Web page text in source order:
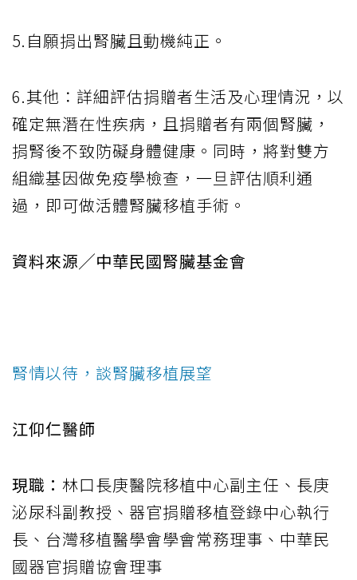
5.自願捐出腎臟且動機純正。
6.其他：詳細評估捐贈者生活及心理情況，以
確定無潛在性疾病，且捐贈者有兩個腎臟，
捐腎後不致防礙身體健康。同時，將對雙方
組織基因做免疫學檢查，一旦評估順利通
過，即可做活體腎臟移植手術。
資料來源╱中華民國腎臟基金會
腎情以待，談腎臟移植展望
江仰仁醫師
現職： 林口長庚醫院移植中心副主任、長庚
泌尿科副教授、器官捐贈移植登錄中心執行
長、台灣移植醫學會學會常務理事、中華民
國器官捐贈協會理事